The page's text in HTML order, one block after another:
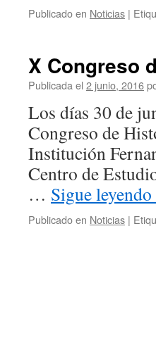
Publicado en Noticias |
X Congreso
Publicada el 2 junio, 2016
Los días 30 de
Congreso de
Institución
Centro de
… Sigue leyendo
Publicado en Noticias |